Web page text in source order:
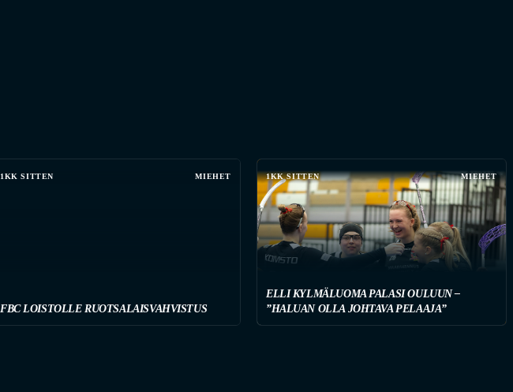
1KK SITTEN MIEHET
FBC LOISTOLLE RUOTSALAISVAHVISTUS
1KK SITTEN MIEHET
ELLI KYLMÄLUOMA PALASI OULUUN –
”HALUAN OLLA JOHTAVA PELAAJA”